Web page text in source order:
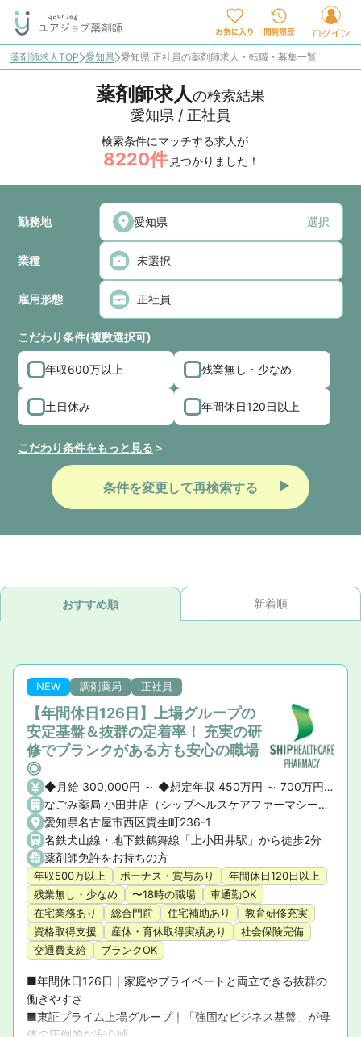
薬剤師求人TOP 愛知県 愛知県,正社員の薬剤師求人・転職・募集一覧
薬剤師求人の検索結果
愛知県 / 正社員
検索条件にマッチする求人が
8220件 見つかりました！
勤務地 選択
業種
雇用形態
こだわり条件(複数選択可)
年収600万以上 残業無し・少なめ
土日休み 年間休日120日以上
こだわり条件をもっと見る
条件を変更して再検索する
おすすめ順 新着順
NEW 調剤薬局 正社員
【年間休日126日】上場グループの
安定基盤＆抜群の定着率！ 充実の研
修でブランクがある方も安心の職場
◎
◆月給 300,000円 ～ ◆想定年収 450万円 ～ 700万円 ※ご経験や前職の給与を考慮の上、決定いたします。 ◆昇給・賞与 ・昇給： あり ・賞与： あり（年2回）
なごみ薬局 小田井店（シップヘルスケアファーマシー株式会社）
愛知県名古屋市西区貴生町236-1
名鉄犬山線・地下鉄鶴舞線「上小田井駅」から徒歩2分
薬剤師免許をお持ちの方
年収500万以上 ボーナス・賞与あり
年間休日120日以上
残業無し・少なめ
〜18時の職場
車通勤OK
在宅業務あり
総合門前 住宅補助あり
教育研修充実
資格取得支援
産休・育休取得実績あり
社会保険完備
交通費支給
ブランクOK
■年間休日126日｜家庭やプライベートと両立できる抜群の
働きやすさ
■東証プライム上場グループ｜「強固なビジネス基盤」が母
体の圧倒的な安心感